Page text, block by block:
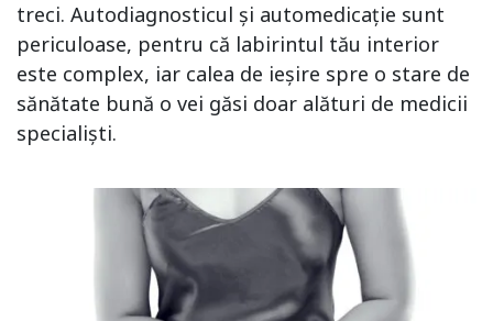
treci. Autodiagnosticul și automedicație sunt
periculoase, pentru că labirintul tău interior
este complex, iar calea de ieșire spre o stare de
sănătate bună o vei găsi doar alături de medicii
specialiști.